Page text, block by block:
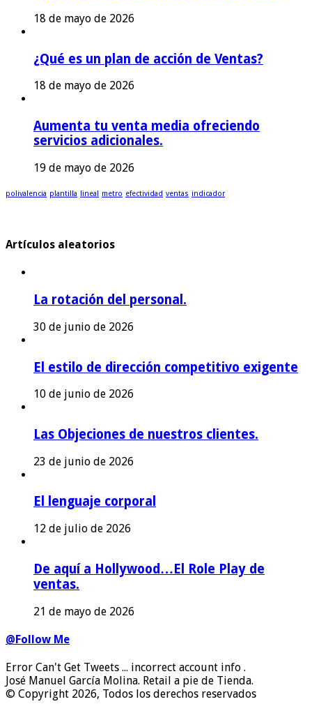
18 de mayo de 2026
¿Qué es un plan de acción de Ventas?
18 de mayo de 2026
Aumenta tu venta media ofreciendo
servicios adicionales.
19 de mayo de 2026
polivalencia plantilla lineal metro efectividad ventas indicador
Artículos aleatorios
La rotación del personal.
30 de junio de 2026
El estilo de dirección competitivo exigente
10 de junio de 2026
Las Objeciones de nuestros clientes.
23 de junio de 2026
El lenguaje corporal
12 de julio de 2026
De aquí a Hollywood…El Role Play de
ventas.
21 de mayo de 2026
@Follow Me
Error Can't Get Tweets ... incorrect account info .
José Manuel García Molina. Retail a pie de Tienda.
© Copyright 2026, Todos los derechos reservados